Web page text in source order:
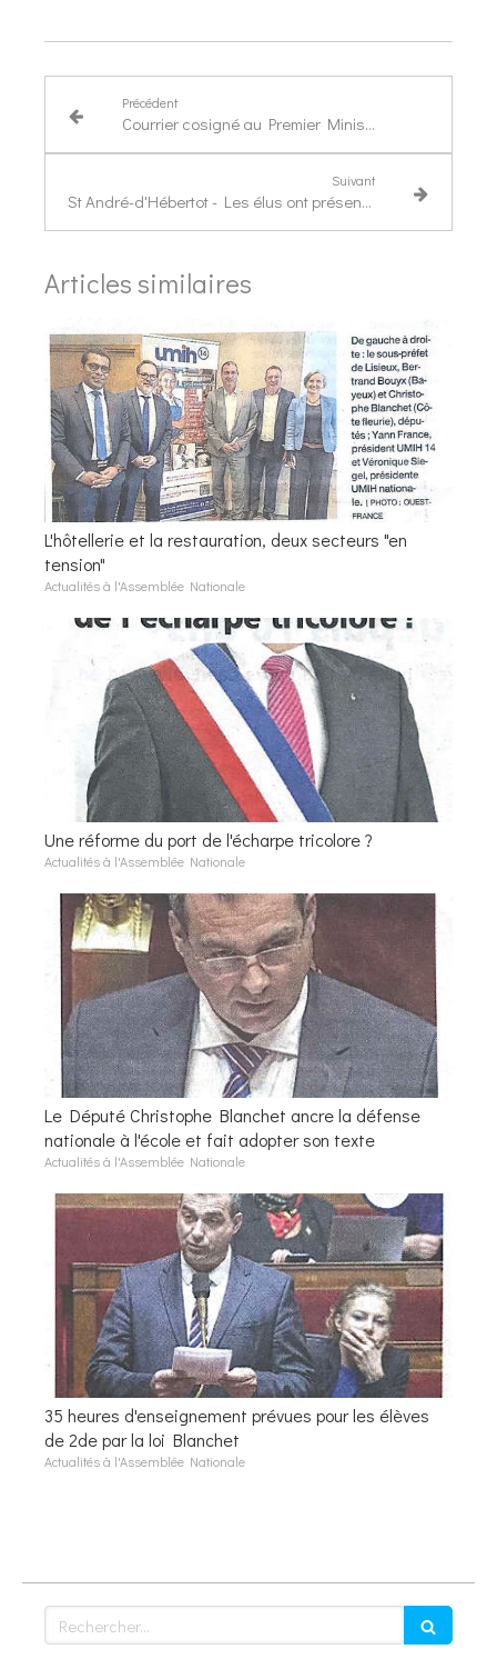
Précédent
Courrier cosigné au Premier Ministre - création d'un fonds d'indemnisation pour le secteur des CHRD
Suivant
St André-d'Hébertot - Les élus ont présenté leur commune au Député
Articles similaires
L'hôtellerie et la restauration, deux secteurs "en
tension"
Actualités à l'Assemblée Nationale
Une réforme du port de l'écharpe tricolore ?
Actualités à l'Assemblée Nationale
Le Député Christophe Blanchet ancre la défense
nationale à l'école et fait adopter son texte
Actualités à l'Assemblée Nationale
35 heures d'enseignement prévues pour les élèves
de 2de par la loi Blanchet
Actualités à l'Assemblée Nationale
Rechercher